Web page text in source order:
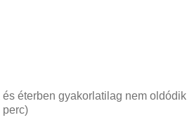
éterben gyakorlatilag nem oldódik
perc)